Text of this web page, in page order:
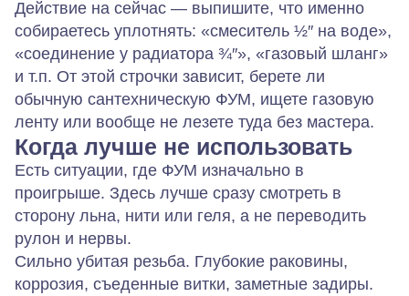
Действие на сейчас — выпишите, что именно
собираетесь уплотнять: «смеситель ½″ на воде»,
«соединение у радиатора ¾″», «газовый шланг»
и т.п. От этой строчки зависит, берете ли
обычную сантехническую ФУМ, ищете газовую
ленту или вообще не лезете туда без мастера.
Когда лучше не использовать
Есть ситуации, где ФУМ изначально в
проигрыше. Здесь лучше сразу смотреть в
сторону льна, нити или геля, а не переводить
рулон и нервы.
Сильно убитая резьба. Глубокие раковины,
коррозия, съеденные витки, заметные задиры.